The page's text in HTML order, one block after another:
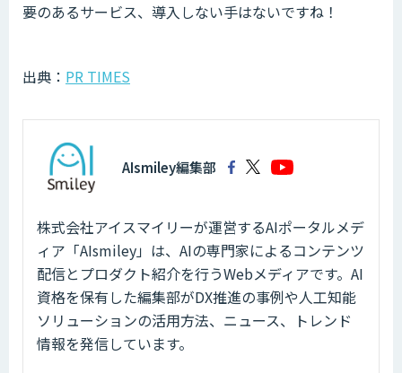
要のあるサービス、導入しない手はないですね！
出典： PR TIMES
AIsmiley編集部
株式会社アイスマイリーが運営するAIポータルメデ
ィア「AIsmiley」は、AIの専門家によるコンテンツ
配信とプロダクト紹介を行うWebメディアです。AI
資格を保有した編集部がDX推進の事例や人工知能
ソリューションの活用方法、ニュース、トレンド
情報を発信しています。